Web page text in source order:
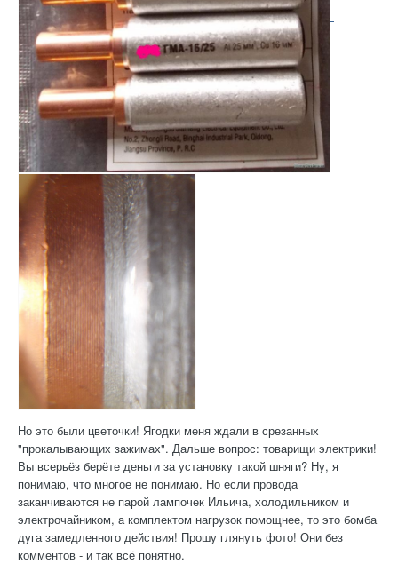
Но это были цветочки! Ягодки меня ждали в срезанных
"прокалывающих зажимах". Дальше вопрос: товарищи электрики!
Вы всерьёз берёте деньги за установку такой шняги? Ну, я
понимаю, что многое не понимаю. Но если провода
заканчиваются не парой лампочек Ильича, холодильником и
электрочайником, а комплектом нагрузок помощнее, то это бомба
дуга замедленного действия! Прошу глянуть фото! Они без
комментов - и так всё понятно.